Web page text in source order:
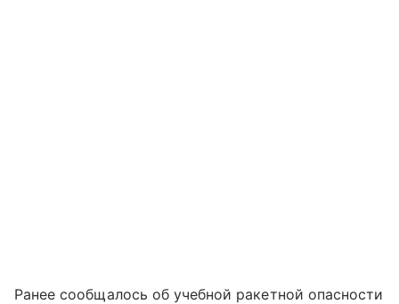
Ранее сообщалось об учебной ракетной опасности